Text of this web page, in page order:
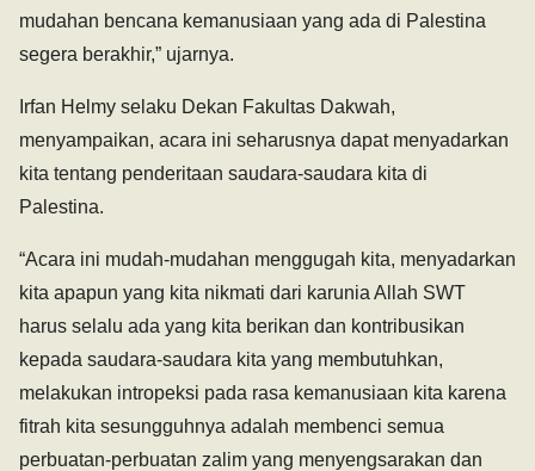
mudahan bencana kemanusiaan yang ada di Palestina
segera berakhir,” ujarnya.
Irfan Helmy selaku Dekan Fakultas Dakwah,
menyampaikan, acara ini seharusnya dapat menyadarkan
kita tentang penderitaan saudara-saudara kita di
Palestina.
“Acara ini mudah-mudahan menggugah kita, menyadarkan
kita apapun yang kita nikmati dari karunia Allah SWT
harus selalu ada yang kita berikan dan kontribusikan
kepada saudara-saudara kita yang membutuhkan,
melakukan intropeksi pada rasa kemanusiaan kita karena
fitrah kita sesungguhnya adalah membenci semua
perbuatan-perbuatan zalim yang menyengsarakan dan